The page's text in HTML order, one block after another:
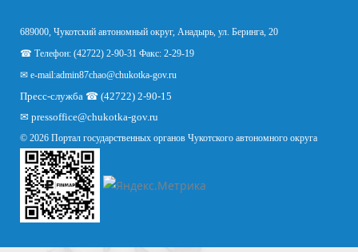
689000, Чукотский автономный округ, Анадырь, ул. Беринга, 20
☎ Телефон: (42722) 2-90-31 Факс: 2-29-19
✉ e-mail:admin87chao@chukotka-gov.ru
Пресс-служба ☎ (42722) 2-90-15
✉ pressoffice@chukotka-gov.ru
© 2026 Портал государственных органов Чукотского автономного округа